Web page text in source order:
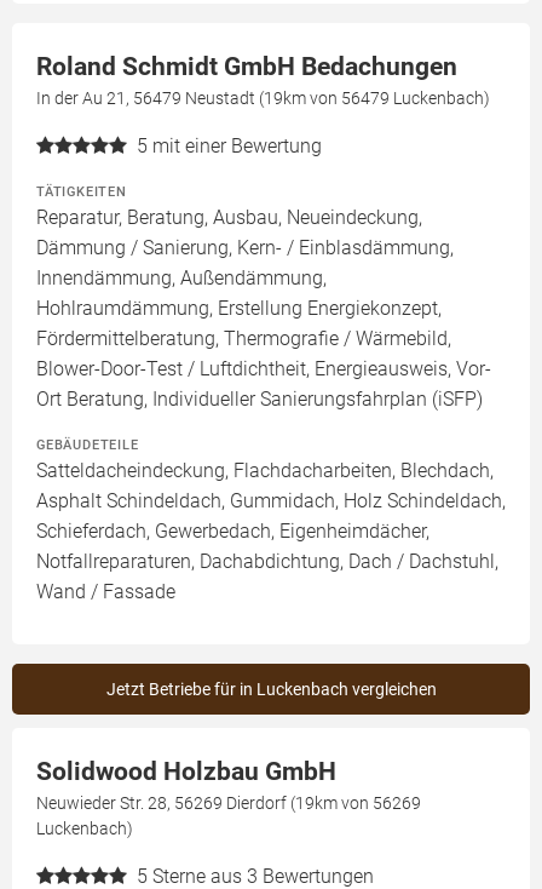
Roland Schmidt GmbH Bedachungen
In der Au 21, 56479 Neustadt (19km von 56479 Luckenbach)
5 mit einer Bewertung
TÄTIGKEITEN
Reparatur, Beratung, Ausbau, Neueindeckung,
Dämmung / Sanierung, Kern- / Einblasdämmung,
Innendämmung, Außendämmung,
Hohlraumdämmung, Erstellung Energiekonzept,
Fördermittelberatung, Thermografie / Wärmebild,
Blower-Door-Test / Luftdichtheit, Energieausweis, Vor-
Ort Beratung, Individueller Sanierungsfahrplan (iSFP)
GEBÄUDETEILE
Satteldacheindeckung, Flachdacharbeiten, Blechdach,
Asphalt Schindeldach, Gummidach, Holz Schindeldach,
Schieferdach, Gewerbedach, Eigenheimdächer,
Notfallreparaturen, Dachabdichtung, Dach / Dachstuhl,
Wand / Fassade
Jetzt Betriebe für in Luckenbach vergleichen
Solidwood Holzbau GmbH
Neuwieder Str. 28, 56269 Dierdorf (19km von 56269
Luckenbach)
5 Sterne aus 3 Bewertungen